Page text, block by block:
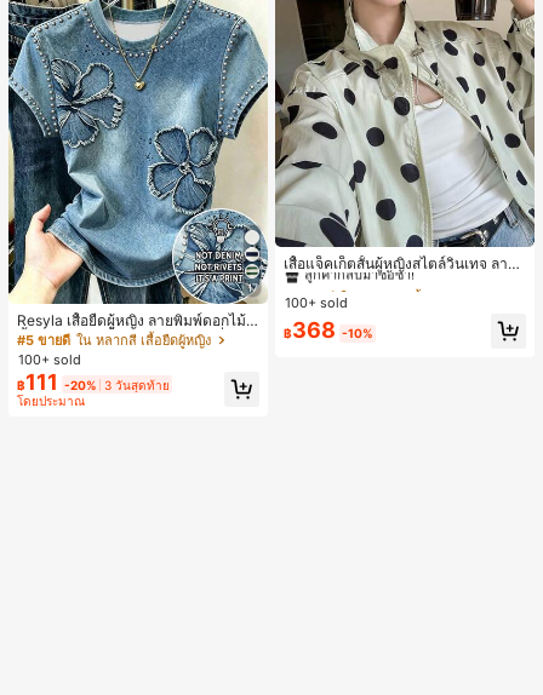
17
Resyla เสื้อยืดผู้หญิง ลายพิมพ์ดอกไม้สี
น้ำเงินวินเทจ เสื้อสำหรับออกไปเที่ยวฤ
ดูร้อน ดีไซน์กราฟิก สบายๆ อเนกประสง
ค์ สวมใส่ประจำวัน กลางแจ้ง ช้อปปิ้ง ท่
องเที่ยวกลางแจ้ง
#5 ขายดี ใน หลากสี เสื้อยืดผู้หญิง
100+ sold
฿111 -20% 3 วันสุดท้าย
โดยประมาณ
เสื้อแจ็คเก็ตสั้นผู้หญิงสไตล์วินเทจ ลายจุ
ดขนาดใหญ่ คอตั้ง เอวเข้ารูป แขนพอง
ทรงหลวม แฟชั่นอเนกประสงค์ สำหรับใ
ส่ประจำวันและไปเที่ยวพักผ่อน
#1 ขายดี
ใน กระเป๋า เสื้อคลุมลำลอง
ลูกค้ากลับมาซื้อซ้ำ!
#1 ขายดี ใน กระเป๋า เสื้อคลุมลำลอง
ลูกค้ากลับมาซื้อซ้ำ!
#1 ขายดี ใน กระเป๋า เสื้อคลุมลำลอง
ลูกค้ากลับมาซื้อซ้ำ!
#1 ขายดี
ใน กระเป๋า เสื้อคลุมลำลอง
100+ sold
฿368 -10%